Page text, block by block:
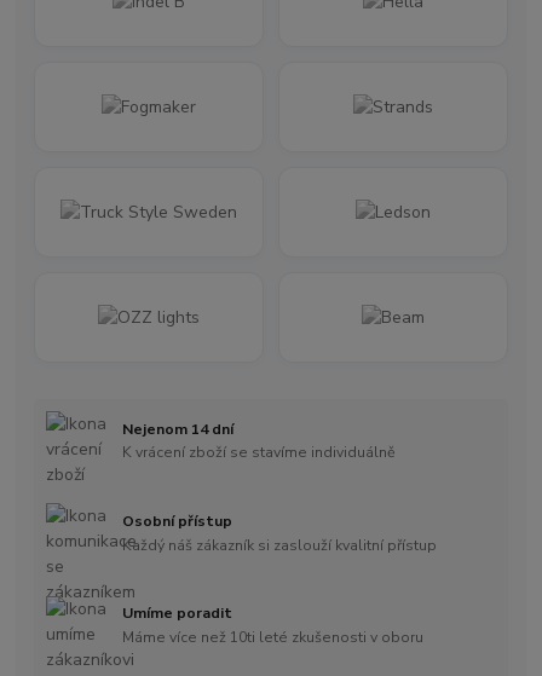
Nejenom 14 dní
K vrácení zboží se stavíme individuálně
Osobní přístup
Každý náš zákazník si zaslouží kvalitní přístup
Umíme poradit
Máme více než 10ti leté zkušenosti v oboru